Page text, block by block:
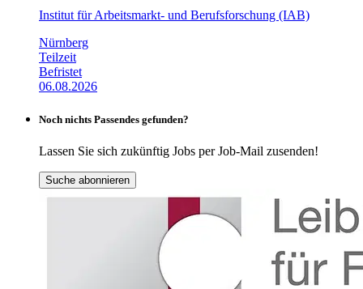
Institut für Arbeitsmarkt- und Berufsforschung (IAB)
Nürnberg
Teilzeit
Befristet
06.08.2026
Noch nichts Passendes gefunden?
Lassen Sie sich zukünftig Jobs per Job-Mail zusenden!
Suche abonnieren